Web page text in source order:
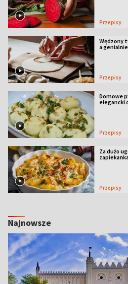
Przepisy
Wędzony
a
Przepisy
Domowe
elegancki
Przepisy
Za dużo
Przepisy
Najnowsze